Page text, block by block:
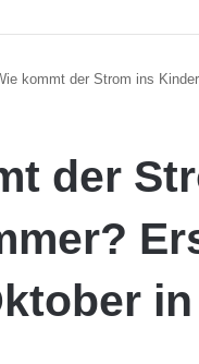
kommt der Strom ins
der